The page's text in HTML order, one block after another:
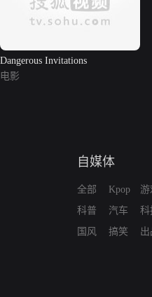
Dangerous Invitations
电影
自媒体
全部
科普
国风
Kpop
汽车
搞笑
游
科
出